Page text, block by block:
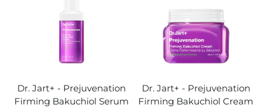
Dr. Jart+ - Prejuvenation
Firming Bakuchiol Serum
Dr. Jart+ - Prejuvenation
Firming Bakuchiol Cream